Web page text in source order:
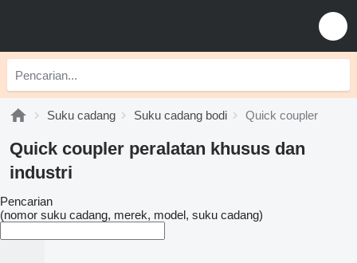
Suku cadang Suku cadang bodi Quick coupler
Quick coupler peralatan khusus dan
industri
Pencarian
(nomor suku cadang, merek, model, suku cadang)